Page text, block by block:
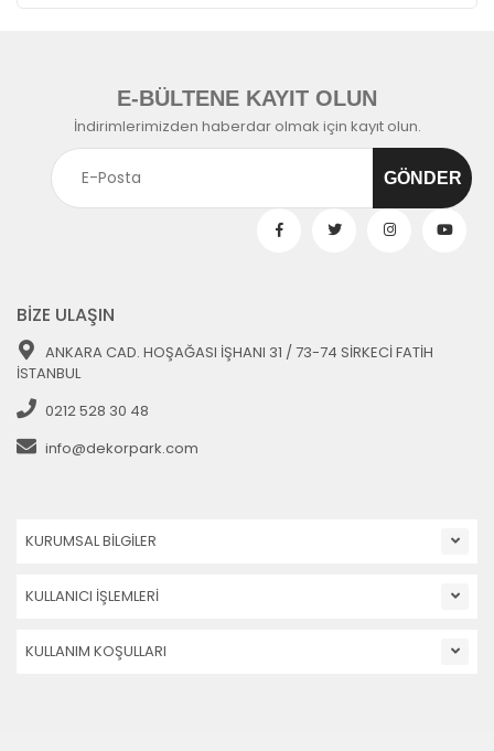
E-BÜLTENE KAYIT OLUN
İndirimlerimizden haberdar olmak için kayıt olun.
BİZE ULAŞIN
ANKARA CAD. HOŞAĞASI İŞHANI 31 / 73-74 SİRKECİ FATİH
İSTANBUL
0212 528 30 48
info@dekorpark.com
KURUMSAL BİLGİLER
KULLANICI İŞLEMLERİ
KULLANIM KOŞULLARI